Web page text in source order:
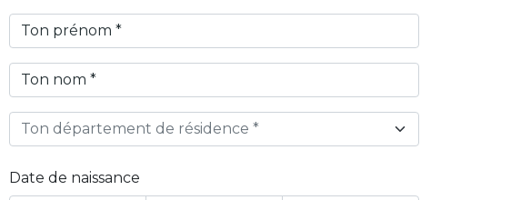
Ton département de résidence *
Date de naissance